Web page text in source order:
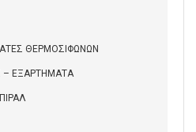
ΘΕΡΜΟΣΙΦΩΝΩΝ
– ΕΞΑΡΤΗΜΑΤΑ